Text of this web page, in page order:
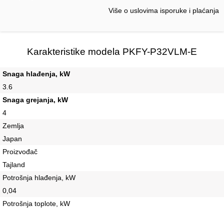
Više o uslovima isporuke i plaćanja
Karakteristike modela PKFY-P32VLM-E
Snaga hlađenja, kW
3.6
Snaga grejanja, kW
4
Zemlja
Japan
Proizvođač
Tajland
Potrošnja hlađenja, kW
0,04
Potrošnja toplote, kW